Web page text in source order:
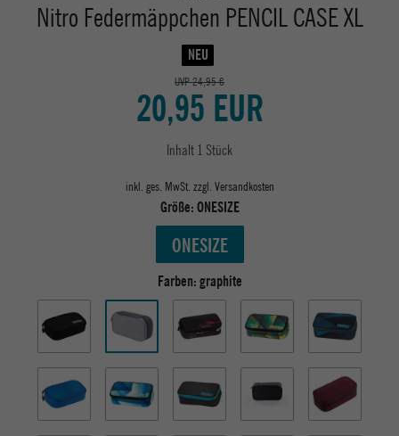
Nitro Federmäppchen PENCIL CASE XL
NEU
UVP 24,95 €
20,95 EUR
Inhalt 1 Stück
inkl. ges. MwSt. zzgl. Versandkosten
Größe:ONESIZE
ONESIZE
Farben:graphite